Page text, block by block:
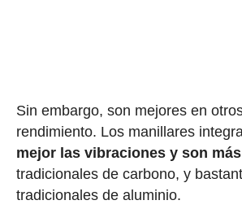
Sin embargo, son mejores en
rendimiento. Los manillares
mejor las vibraciones y son
tradicionales de carbono, y
tradicionales de aluminio.